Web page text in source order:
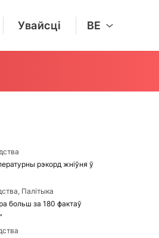
Увайсці BE
рэкорд жніўня ў
Палітыка
больш за 180 фактаў